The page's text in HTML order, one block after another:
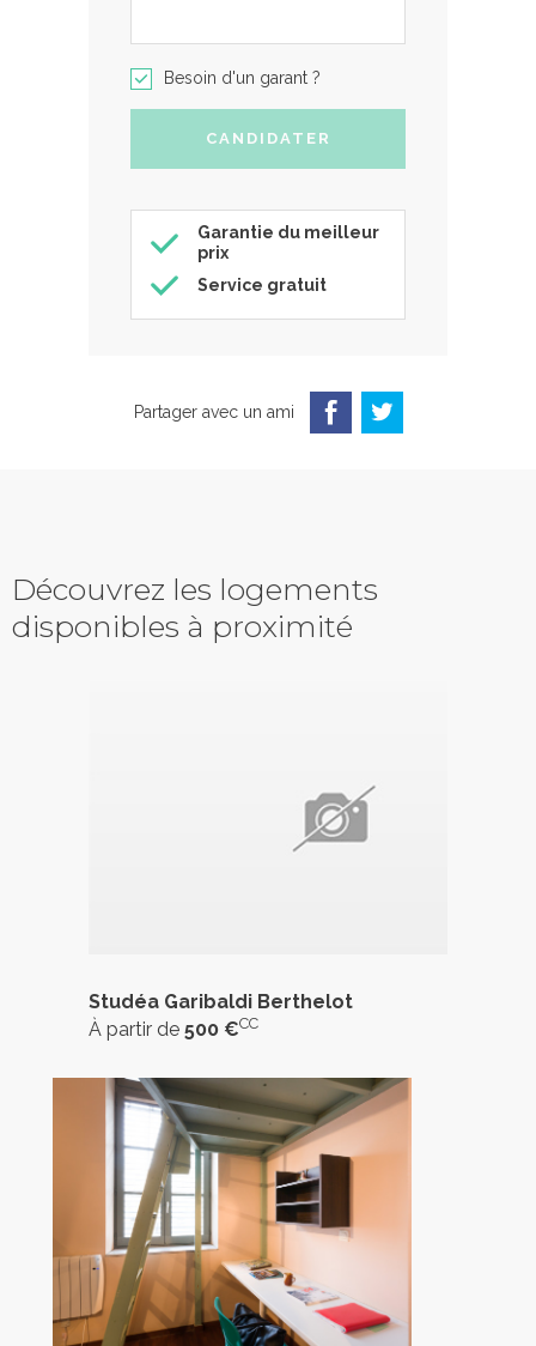
Besoin d'un garant ?
Garantie du meilleur
prix
Service gratuit
Partager avec un ami
Découvrez les logements
disponibles à proximité
Studéa Garibaldi Berthelot
À partir de 500 €CC